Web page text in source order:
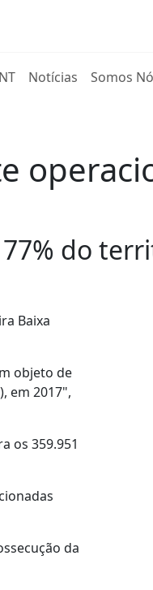
Notícias Somos
do
Baixa
objeto de
em 2017",
os 359.951
da